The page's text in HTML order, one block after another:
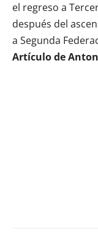
el regreso a
después del
a Segunda
Artículo de